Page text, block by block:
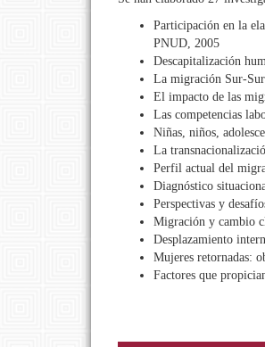
Participación en la
PNUD, 2005
Descapitalización
La migración Sur-
El impacto de las
Las competencias
Niñas, niños,
La
Perfil actual del
Diagnóstico
Perspectivas y
Migración y cambio
Desplazamiento
Mujeres retornadas:
Factores que